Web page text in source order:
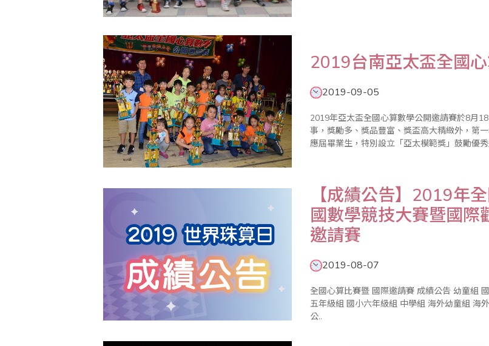
2019台南亞太盃全國
2019-09-05
2019年亞太盃全國心算數學公開邀請賽於8月
事，獎勵多、獎品豐富、獎盃高大精緻外，第
應屆畢業生，特別設立「亞太模範獎」鼓勵優
【成績公告】2019年
國數學競技大賽暨國際
邀請賽
2019-08-07
全國心算比賽暨 國際邀請賽 成績公告 幼童組 國小一年級組 國小二年級組 國小三年級組國小四年級組 國小
五年級組 國小六年級組 中學組 海外幼童組 海外A組 海外B組 海外C組 全國數學競技大賽暨國際觀摩賽 成績
公..